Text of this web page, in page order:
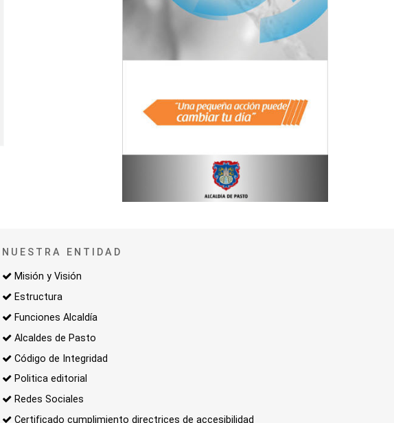
NUESTRA ENTIDAD
Misión y Visión
Estructura
Funciones Alcaldía
Alcaldes de Pasto
Código de Integridad
Politica editorial
Redes Sociales
Certificado cumplimiento directrices de accesibilidad